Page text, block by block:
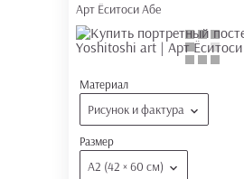
Арт Ёситоси Абе
Материал
Рисунок и фактура
Размер
А2 (42 × 60 см)